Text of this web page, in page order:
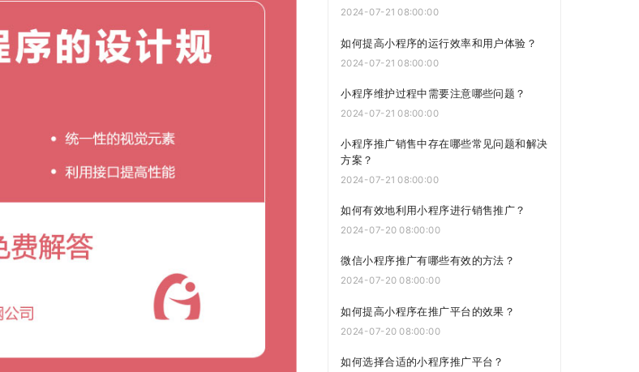
2024-07-21 08:00:00
如何提高小程序的运行效率和用户体验？
2024-07-21 08:00:00
小程序维护过程中需要注意哪些问题？
2024-07-21 08:00:00
小程序推广销售中存在哪些常见问题和解决
方案？
2024-07-21 08:00:00
如何有效地利用小程序进行销售推广？
2024-07-20 08:00:00
微信小程序推广有哪些有效的方法？
2024-07-20 08:00:00
如何提高小程序在推广平台的效果？
2024-07-20 08:00:00
如何选择合适的小程序推广平台？